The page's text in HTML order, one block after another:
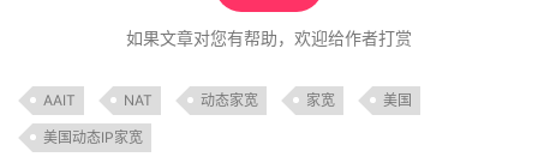
如果文章对您有帮助，欢迎给作者打赏
AAIT NAT 动态家宽 家宽 美国
美国动态IP家宽